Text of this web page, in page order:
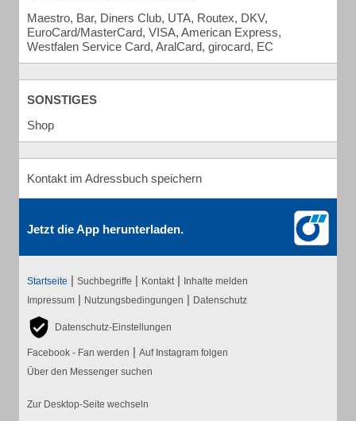
Maestro, Bar, Diners Club, UTA, Routex, DKV,
EuroCard/MasterCard, VISA, American Express,
Westfalen Service Card, AralCard, girocard, EC
SONSTIGES
Shop
Kontakt im Adressbuch speichern
Jetzt die App herunterladen.
Startseite | Suchbegriffe | Kontakt | Inhalte melden
Impressum | Nutzungsbedingungen | Datenschutz
Datenschutz-Einstellungen
Facebook - Fan werden | Auf Instagram folgen
Über den Messenger suchen
Zur Desktop-Seite wechseln